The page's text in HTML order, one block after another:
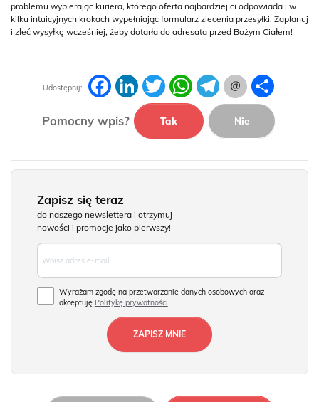
problemu wybierając kuriera, którego oferta najbardziej ci odpowiada i w
kilku intuicyjnych krokach wypełniając formularz zlecenia przesyłki. Zaplanuj
i zleć wysyłkę wcześniej, żeby dotarła do adresata przed Bożym Ciałem!
Udostępnij:
FacebookLinkedInTwitter WhatsAppTelegram
Pomocny wpis? Tak Nie
Zapisz się teraz
do naszego newslettera i otrzymuj
nowości i promocje jako pierwszy!
Wyrażam zgodę na przetwarzanie danych osobowych oraz
akceptuję Politykę prywatności